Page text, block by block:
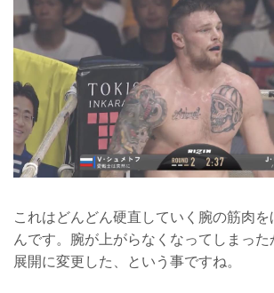
これはどんどん硬直していく腕の筋肉を
んです。腕が上がらなくなってしまっ
展開に変更した、という事ですね。